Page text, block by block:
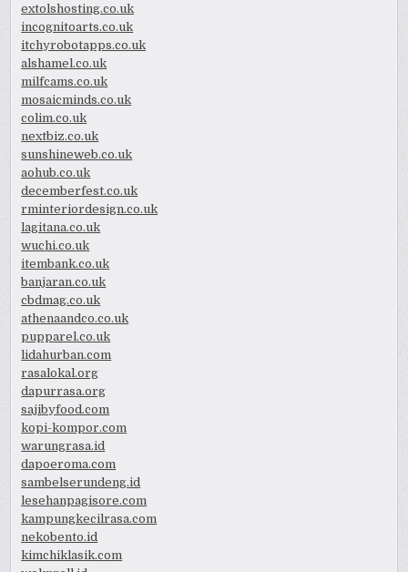
extolshosting.co.uk
incognitoarts.co.uk
itchyrobotapps.co.uk
alshamel.co.uk
milfcams.co.uk
mosaicminds.co.uk
colim.co.uk
nextbiz.co.uk
sunshineweb.co.uk
aohub.co.uk
decemberfest.co.uk
rminteriordesign.co.uk
lagitana.co.uk
wuchi.co.uk
itembank.co.uk
banjaran.co.uk
cbdmag.co.uk
athenaandco.co.uk
pupparel.co.uk
lidahurban.com
rasalokal.org
dapurrasa.org
sajibyfood.com
kopi-kompor.com
warungrasa.id
dapoeroma.com
sambelserundeng.id
lesehanpagisore.com
kampungkecilrasa.com
nekobento.id
kimchiklasik.com